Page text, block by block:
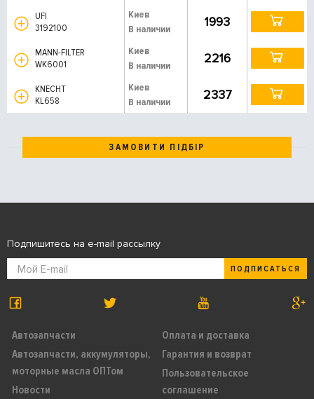
UFI
3192100
Киев
В наличии
1993
MANN-FILTER
WK6001
Киев
В наличии
2216
KNECHT
KL658
Киев
В наличии
2337
ЗАМОВИТИ ПІДБІР
Автозапчасти
Автозапчасти, аккумуляторы,
моторные масла ОПТом
Новости
Оплата и доставка
Гарантия и возврат
Пользовательское
соглашение
Подпишитесь на e-mail рассылку
ПОДПИСАТЬСЯ